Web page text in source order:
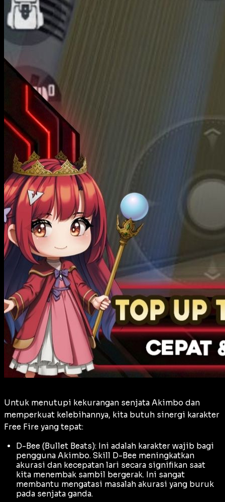
Untuk menutupi kekurangan senjata Akimbo dan
memperkuat kelebihannya, kita butuh sinergi karakter
Free Fire yang tepat:
D-Bee (Bullet Beats): Ini adalah karakter wajib bagi
pengguna Akimbo. Skill D-Bee meningkatkan
akurasi dan kecepatan lari secara signifikan saat
kita menembak sambil bergerak. Ini sangat
membantu mengatasi masalah akurasi yang buruk
pada senjata ganda.